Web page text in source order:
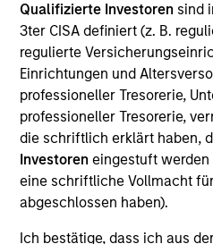
Qualifizierte Investoren sind
3ter CISA definiert (z. B.
regulierte
Einrichtungen und
professioneller Tresorerie,
professioneller Tresorerie,
die schriftlich erklärt haben,
Investoren eingestuft werden
eine schriftliche Vollmacht
abgeschlossen haben).
Ich bestätige, dass ich aus
CH-8002 Zurich, Switzerland
Allgemeine Anfrage
Telefon:
+41 44 588-1022
E-Mail: